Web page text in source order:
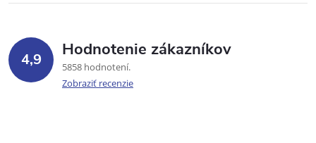
4,9 Hodnotenie zákazníkov
5858 hodnotení
Zobraziť recenzie